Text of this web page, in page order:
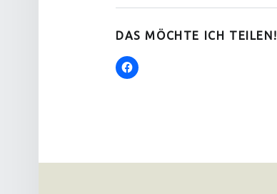
DAS MÖCHTE ICH TEILEN!